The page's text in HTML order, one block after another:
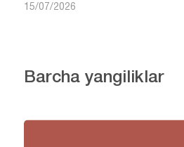
15/07/2026
Barcha yangiliklar